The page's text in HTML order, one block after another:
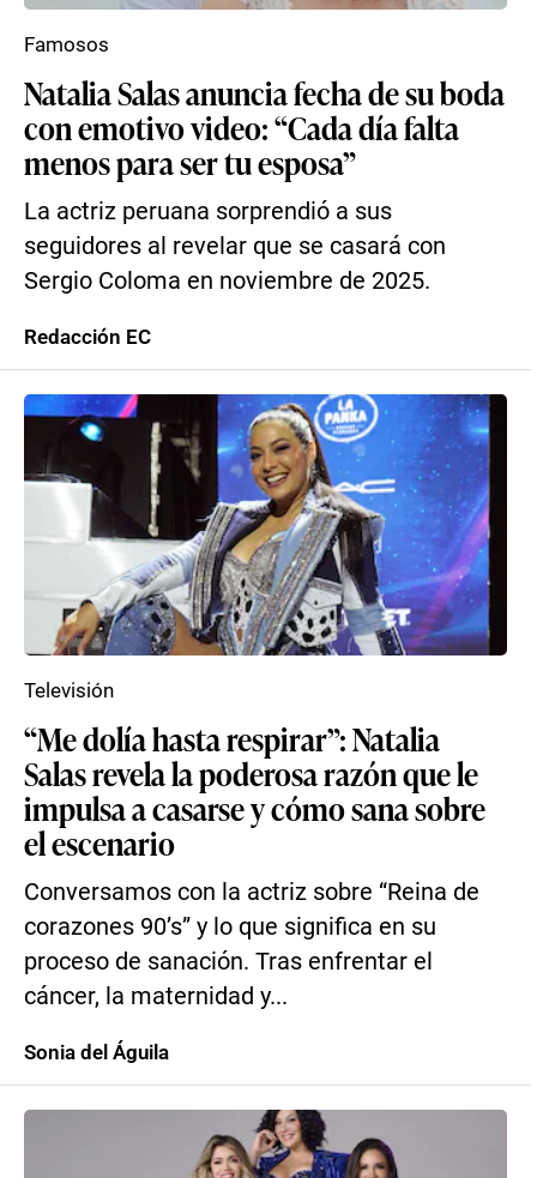
Natalia Salas anuncia fecha de su boda
con emotivo video: “Cada día falta
menos para ser tu esposa”
La actriz peruana sorprendió a sus
seguidores al revelar que se casará con
Sergio Coloma en noviembre de 2025.
Famosos
Redacción EC
“Me dolía hasta respirar”: Natalia
Salas revela la poderosa razón que le
impulsa a casarse y cómo sana sobre
el escenario
Conversamos con la actriz sobre “Reina de
corazones 90’s” y lo que significa en su
proceso de sanación. Tras enfrentar el
cáncer, la maternidad y...
Televisión
Sonia del Águila